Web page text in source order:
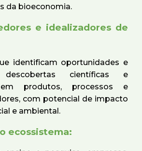
da bioeconomia.
e idealizadores de
identificam oportunidades e
descobertas científicas e
em produtos, processos e
com potencial de impacto
e ambiental.
ecossistema: